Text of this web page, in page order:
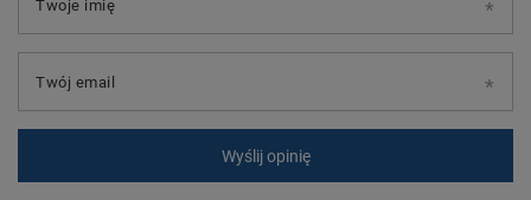
Twoje imię
Twój email
Wyślij opinię